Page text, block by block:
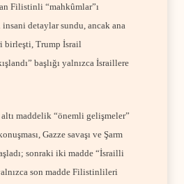
Filistinli “mahkûmlar”ı
detaylar sundu, ancak ana
birleşti, Trump İsrail
başlığı yalnızca İsraillere
maddelik “önemli gelişmeler”
Gazze savaşı ve Şarm
sonraki iki madde “İsrailli
son madde Filistinlileri